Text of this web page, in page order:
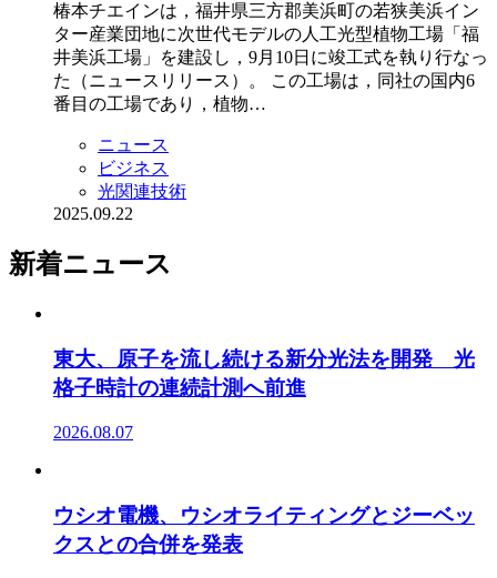
椿本チエインは，福井県三方郡美浜町の若狭美浜イン
ター産業団地に次世代モデルの人工光型植物工場「福
井美浜工場」を建設し，9月10日に竣工式を執り行なっ
た（ニュースリリース）。 この工場は，同社の国内6
番目の工場であり，植物…
ニュース
ビジネス
光関連技術
2025.09.22
新着ニュース
東大、原子を流し続ける新分光法を開発 光
格子時計の連続計測へ前進
2026.08.07
ウシオ電機、ウシオライティングとジーベッ
クスとの合併を発表